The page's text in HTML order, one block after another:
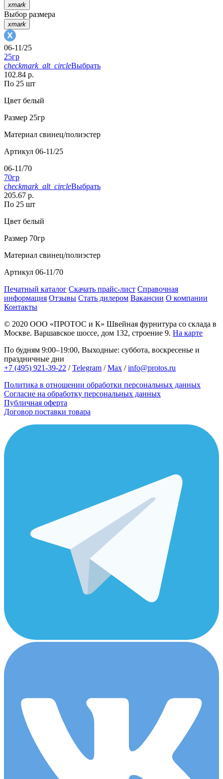
xmark
Выбор размера
xmark
06-11/25
25гр
checkmark_alt_circleВыбрать
102.84 р.
По 25 шт
Цвет белый
Размер 25гр
Материал свинец/полиэстер
Артикул 06-11/25
06-11/70
70гр
checkmark_alt_circleВыбрать
205.67 р.
По 25 шт
Цвет белый
Размер 70гр
Материал свинец/полиэстер
Артикул 06-11/70
Печатный каталог Скачать прайс-лист Справочная
информация Отзывы Стать дилером Вакансии О компании
Контакты
© 2020 ООО «ПРОТОС и К» Швейная фурнитура со склада в
Москве. Варшавское шоссе, дом 132, строение 9. На карте
По будням 9:00–19:00, Выходные: суббота, воскресенье и
праздничные дни
+7 (495) 921-39-22 /Telegram /Max /info@protos.ru
Политика в отношении обработки персональных данных
Согласие на обработку персональных данных
Публичная оферта
Договор поставки товара